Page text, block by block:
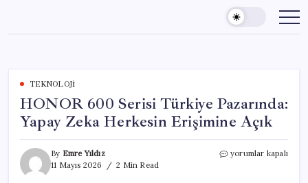
content
TEKNOLOJI
HONOR 600 Serisi Türkiye Pazarında:
Yapay Zeka Herkesin Erişimine Açık
By Emre Yıldız
11 Mayıs 2026
2 Min Read
HONOR
yorumlar kapalı